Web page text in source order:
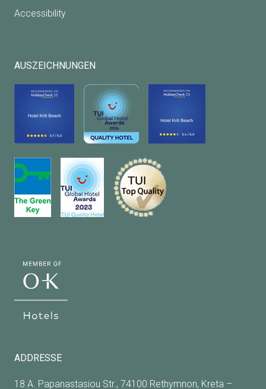
Accessibility
AUSZEICHNUNGEN
ADDRESSE
18 A. Papanastasiou Str., 74100 Rethymnon, Kreta –